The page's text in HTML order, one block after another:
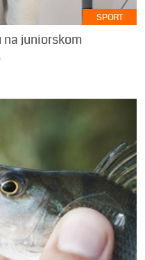
SPORT
juniorskom